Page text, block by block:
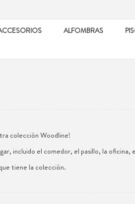
ALFOMBRAS
colección Woodline!
incluido el comedor, el pasillo, la
tiene la colección.